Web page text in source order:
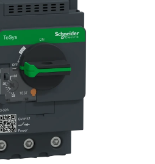
СТРУМОПРОВОДІВ